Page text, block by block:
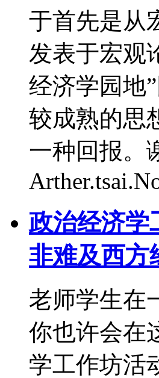
于首先是从
发表于宏观
经济学园地
较成熟的思
一种回报
政治经济学
非难及西方
老师学生在
你也许会在
学工作坊活